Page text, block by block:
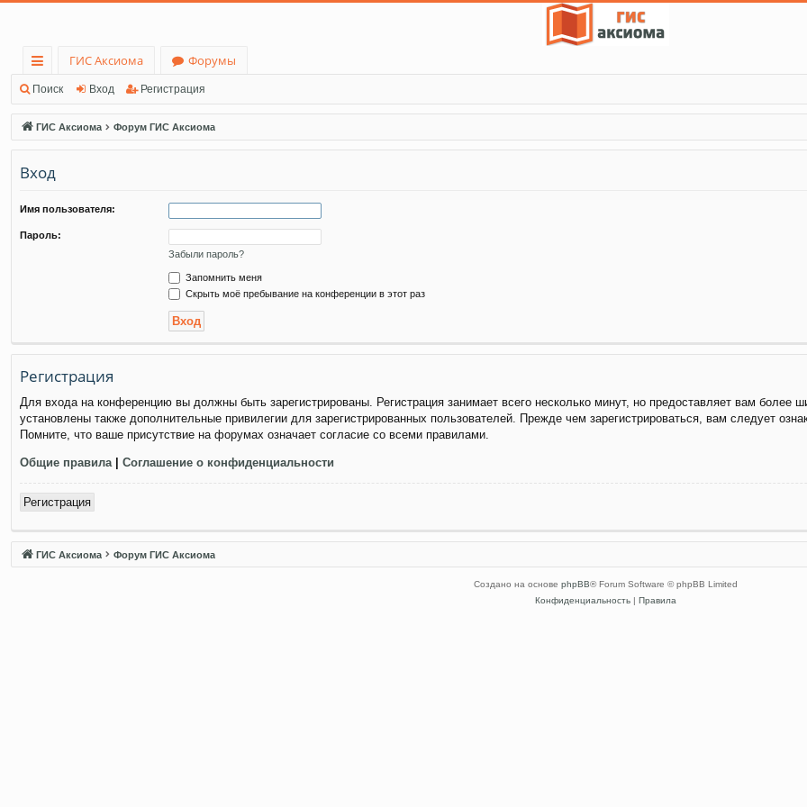
с
ы
лк
и
ГИС Аксиома
Форумы
Поиск Вход Регистрация
ГИС Аксиома Форум ГИС Аксиома
Вход
Имя пользователя:
Пароль:
Забыли пароль?
Запомнить меня
Скрыть моё пребывание на конференции в этот раз
Регистрация
Для входа на конференцию вы должны быть зарегистрированы. Регистрация занимает всего несколько минут, но предоставляет вам более
установлены также дополнительные привилегии для зарегистрированных пользователей. Прежде чем зарегистрироваться, вам следует
Помните, что ваше присутствие на форумах означает согласие со всеми правилами.
Общие правила | Соглашение о конфиденциальности
Регистрация
ГИС Аксиома Форум ГИС Аксиома
Создано на основе phpBB® Forum Software © phpBB Limited
Конфиденциальность| Правила